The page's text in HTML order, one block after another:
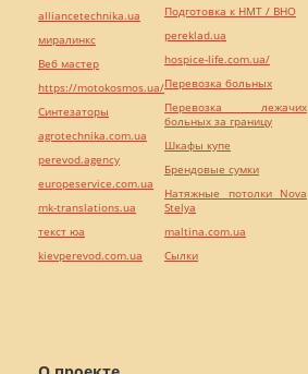
alliancetechnika.ua
миралинкс
Веб мастер
https://motokosmos.ua/
Синтезаторы
agrotechnika.com.ua
perevod.agency
europeservice.com.ua
mk-translations.ua
текст юа
kievperevod.com.ua
Подготовка к НМТ / ВНО
pereklad.ua
hospice-life.com.ua/
Перевозка больных
Перевозка лежачих
больных за границу
Шкафы купе
Брендовые сумки
Натяжные потолки Nova
Stelya
maltina.com.ua
Cылки